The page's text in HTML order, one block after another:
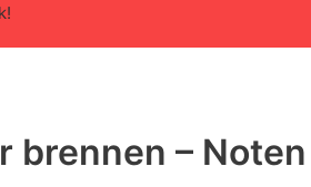
brennen – Noten